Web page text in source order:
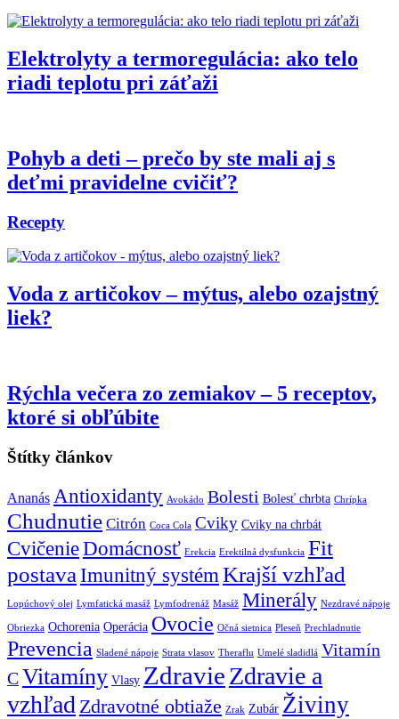
Elektrolyty a termoregulácia: ako telo
riadi teplotu pri záťaži
Pohyb a deti – prečo by ste mali aj s
deťmi pravidelne cvičiť?
Recepty
Voda z artičokov – mýtus, alebo ozajstný
liek?
Rýchla večera zo zemiakov – 5 receptov,
ktoré si obľúbite
Štítky článkov
Ananás Antioxidanty Avokádo Bolesti Bolesť chrbta Chrípka
Chudnutie Citrón Coca Cola Cviky Cviky na chrbát
CvičenieDomácnosť Erekcia Erektilná dysfunkcia Fit
postavaImunitný systémKrajší vzhľad
Lopúchový olej Lymfatická masáž Lymfodrenáž Masáž Minerály Nezdravé nápoje
Obriezka Ochorenia Operácia Ovocie Očná sietnica Pleseň Prechladnutie
Prevencia Sladené nápoje Strata vlasov Theraflu Umelé sladidlá Vitamín
CVitamíny Vlasy ZdravieZdravie a
vzhľad Zdravotné obtiaže Zrak Zubár Živiny